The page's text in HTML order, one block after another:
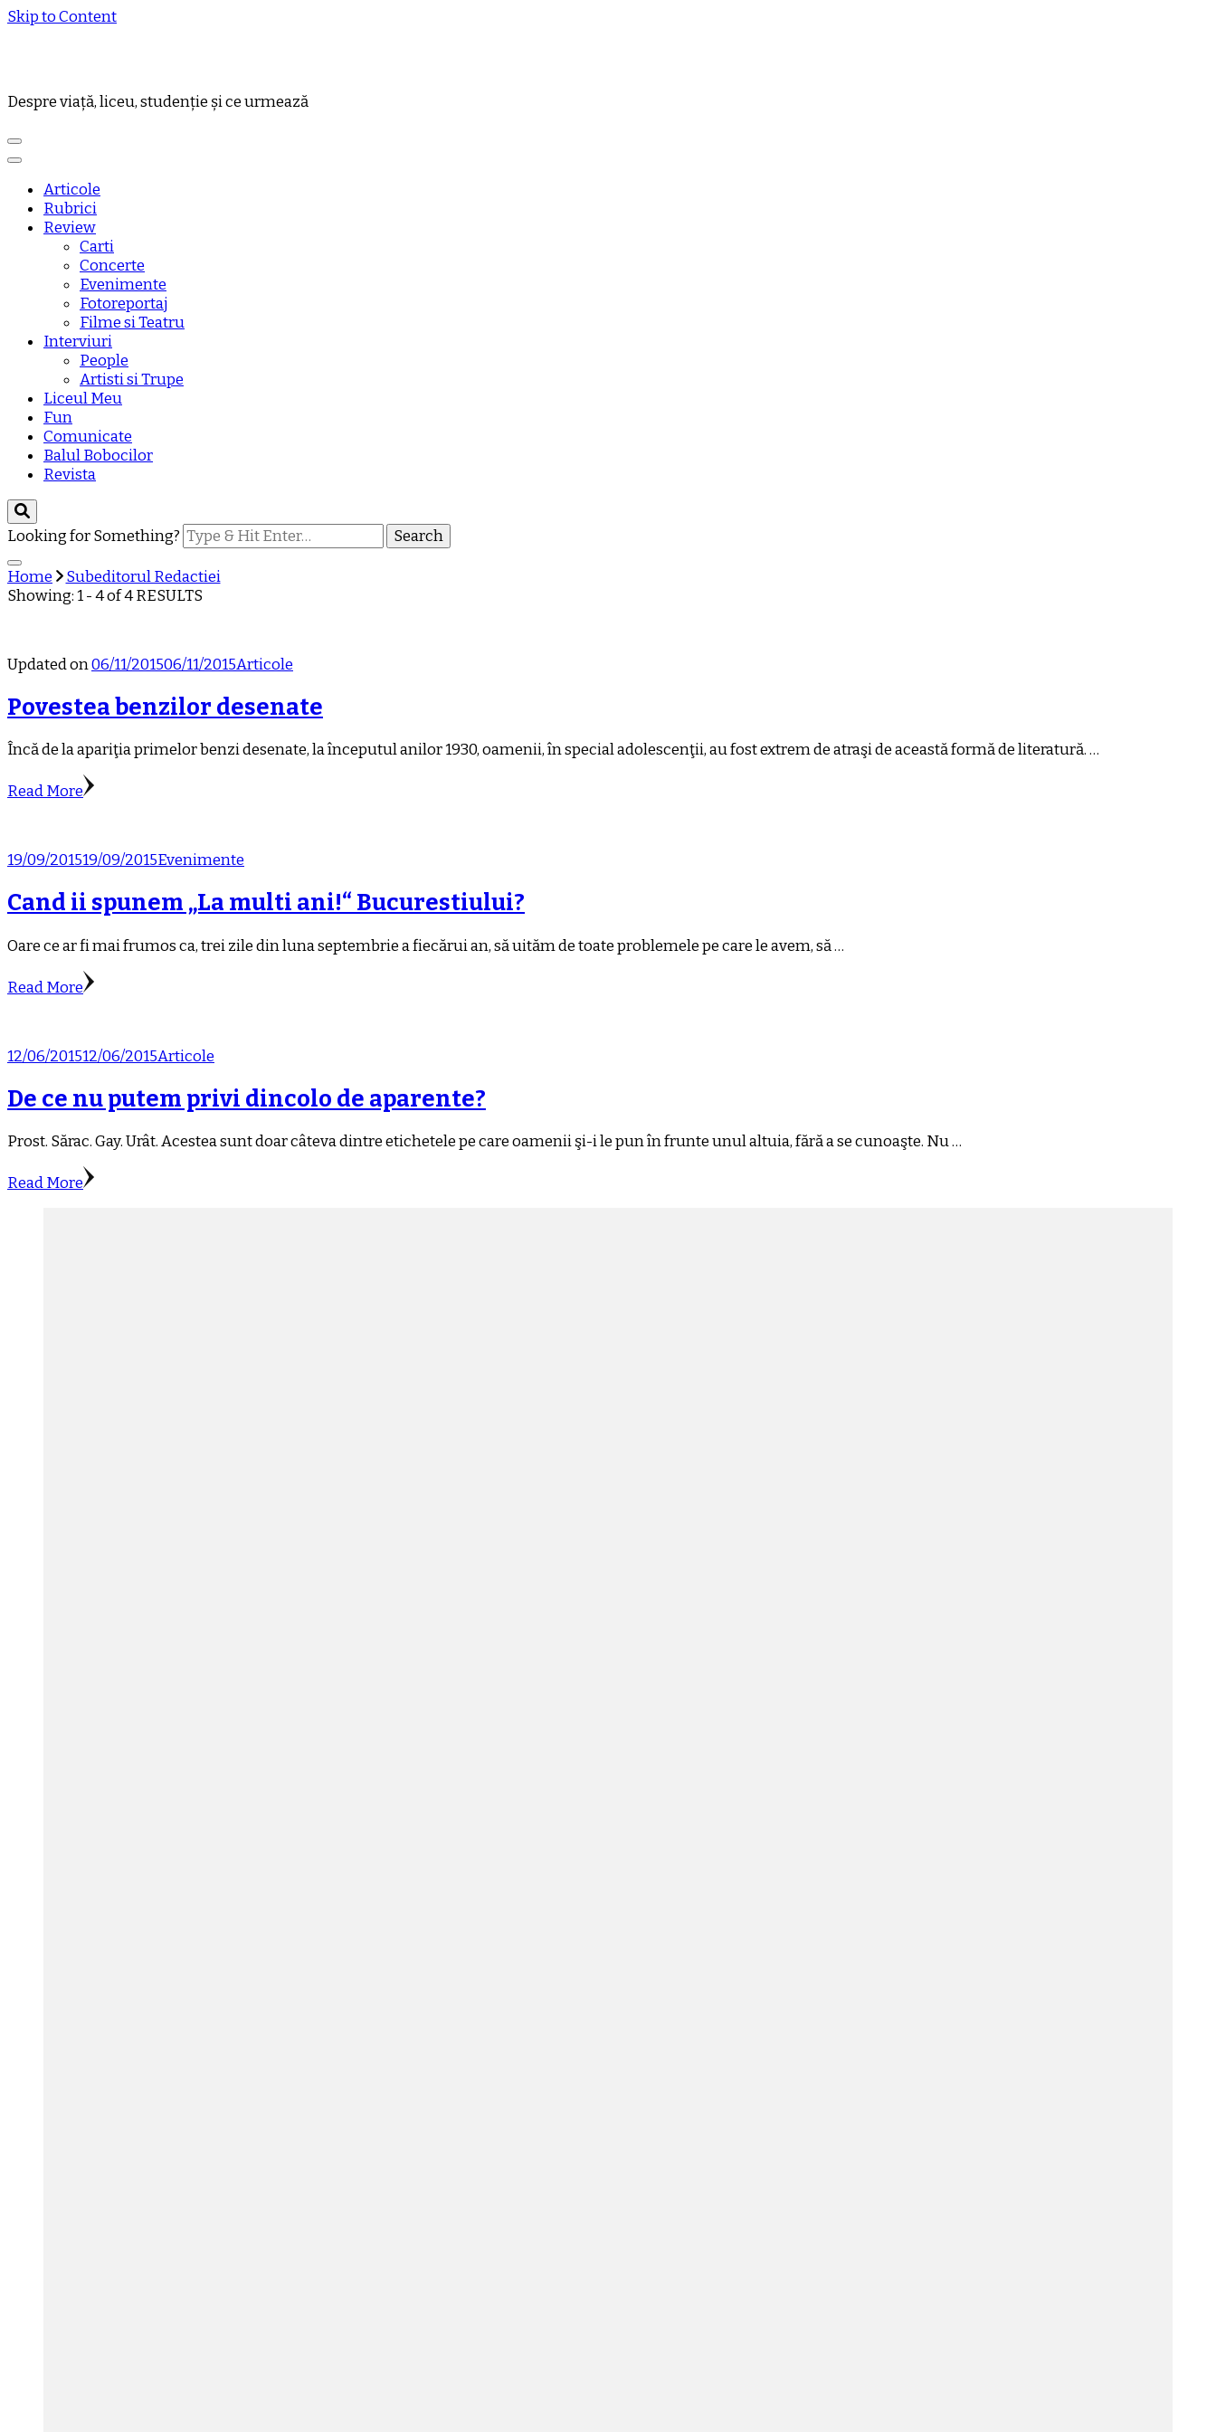
Skip to Content
Despre viață, liceu, studenție și ce urmează
Articole
Rubrici
Review
Carti
Concerte
Evenimente
Fotoreportaj
Filme si Teatru
Interviuri
People
Artisti si Trupe
Liceul Meu
Fun
Comunicate
Balul Bobocilor
Revista
Looking for Something?
Home
Subeditorul Redactiei
Showing: 1 - 4 of 4 RESULTS
Updated on06/11/201506/11/2015Articole
Povestea benzilor desenate
Încă de la apariţia primelor benzi desenate, la începutul anilor 1930, oamenii, în special adolescenţii, au fost extrem de atraşi de această formă de literatură. …
Read More
19/09/201519/09/2015Evenimente
Cand ii spunem „La multi ani!“ Bucurestiului?
Oare ce ar fi mai frumos ca, trei zile din luna septembrie a fiecărui an, să uităm de toate problemele pe care le avem, să …
Read More
12/06/201512/06/2015Articole
De ce nu putem privi dincolo de aparente?
Prost. Sărac. Gay. Urât. Acestea sunt doar câteva dintre etichetele pe care oamenii şi-i le pun în frunte unul altuia, fără a se cunoaşte. Nu …
Read More